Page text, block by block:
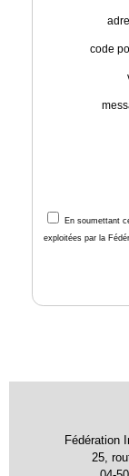
code
En soumettant
exploitées par la
Fédération
25,